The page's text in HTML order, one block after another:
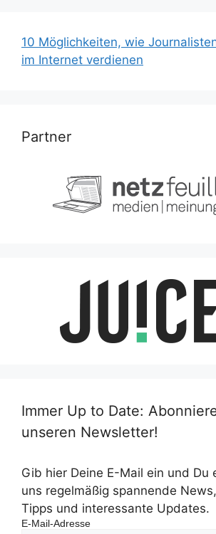
10 Möglichkeiten, wie
im Internet verdienen
Partner
Immer Up to Date:
unseren Newsletter!
Gib hier Deine E-Mail ein und Du
uns regelmäßig spannende
Tipps und interessante Updates.
E-Mail-Adresse